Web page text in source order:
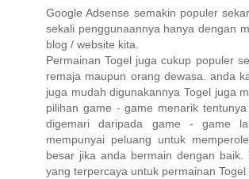
Google Adsense semakin populer
sekali penggunaannya hanya dengan
blog / website kita.
Permainan Togel juga cukup populer
remaja maupun orang dewasa. anda
juga mudah digunakannya Togel juga
pilihan game - game menarik
digemari daripada game - game
mempunyai peluang untuk
besar jika anda bermain dengan baik.
yang terpercaya untuk permainan Togel